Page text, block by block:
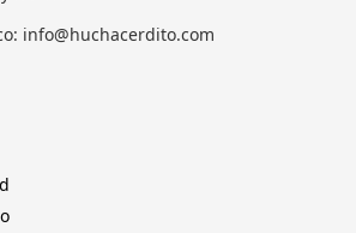
info@huchacerdito.com